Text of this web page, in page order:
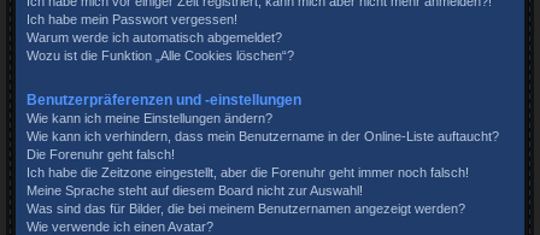
Ich habe mein Passwort vergessen!
Warum werde ich automatisch abgemeldet?
Wozu ist die Funktion „Alle Cookies löschen“?
Benutzerpräferenzen und -einstellungen
Wie kann ich meine Einstellungen ändern?
Wie kann ich verhindern, dass mein Benutzername in der Online-Liste auftaucht?
Die Forenuhr geht falsch!
Ich habe die Zeitzone eingestellt, aber die Forenuhr geht immer noch falsch!
Meine Sprache steht auf diesem Board nicht zur Auswahl!
Was sind das für Bilder, die bei meinem Benutzernamen angezeigt werden?
Wie verwende ich einen Avatar?